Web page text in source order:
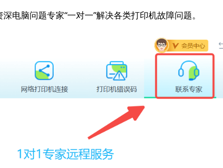
深电脑问题专家“一对一”解决各类打印机故障问题。